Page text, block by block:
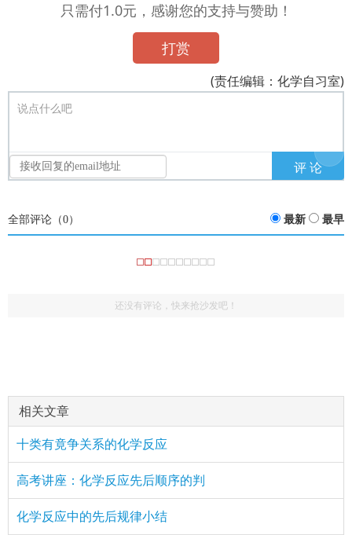
只需付1.0元，感谢您的支持与赞助！
打赏
(责任编辑：化学自习室)
说点什么吧
全部评论（0） 最新 最早
还没有评论，快来抢沙发吧！
相关文章
十类有竟争关系的化学反应
高考讲座：化学反应先后顺序的判
化学反应中的先后规律小结